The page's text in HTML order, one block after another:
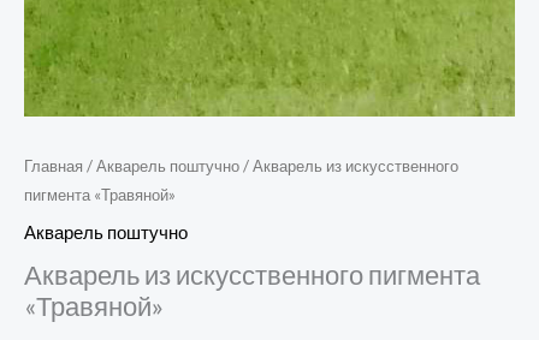
Главная /Акварель поштучно/ Акварель из искусственного
пигмента «Травяной»
Акварель поштучно
Акварель из искусственного пигмента
«Травяной»